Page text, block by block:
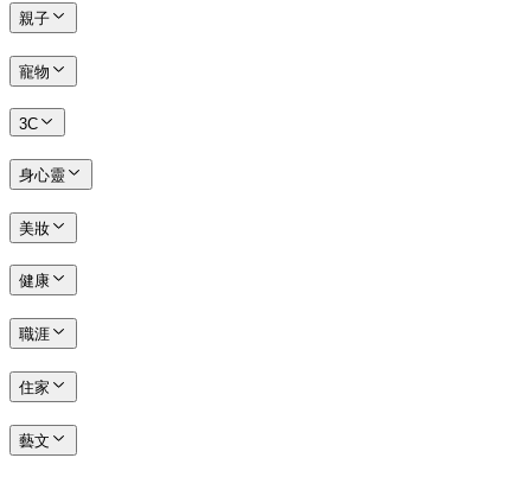
親子
寵物
3C
身心靈
美妝
健康
職涯
住家
藝文